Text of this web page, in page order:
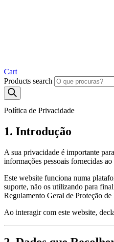
Cart
Products search
Política de Privacidade
1. Introdução
A sua privacidade é importante
informações pessoais fornecidas
Este website funciona numa
suporte, não os utilizando para
Regulamento Geral de Proteção
Ao interagir com este website,